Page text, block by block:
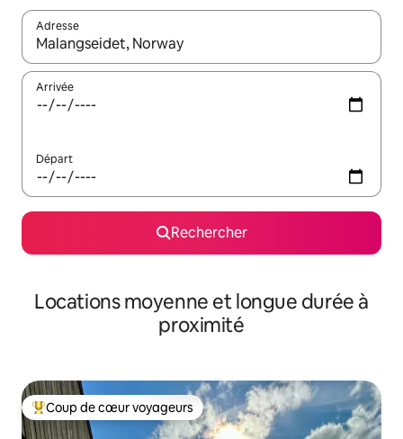
Adresse
Lorsque les résultats s'affichent, utilisez les flèches vers le
Arrivée
Départ
Rechercher
Locations moyenne et longue durée à
proximité
Coups de cœur voyageurs les plus appréciés
Coup de cœur voyageurs